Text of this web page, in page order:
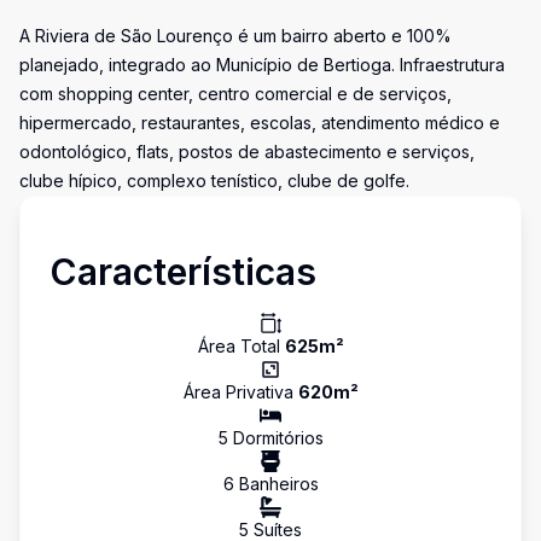
A Riviera de São Lourenço é um bairro aberto e 100%
planejado, integrado ao Município de Bertioga. Infraestrutura
com shopping center, centro comercial e de serviços,
hipermercado, restaurantes, escolas, atendimento médico e
odontológico, flats, postos de abastecimento e serviços,
clube hípico, complexo tenístico, clube de golfe.
Características
Área Total 625m²
Área Privativa 620m²
5 Dormitórios
6 Banheiros
5 Suítes